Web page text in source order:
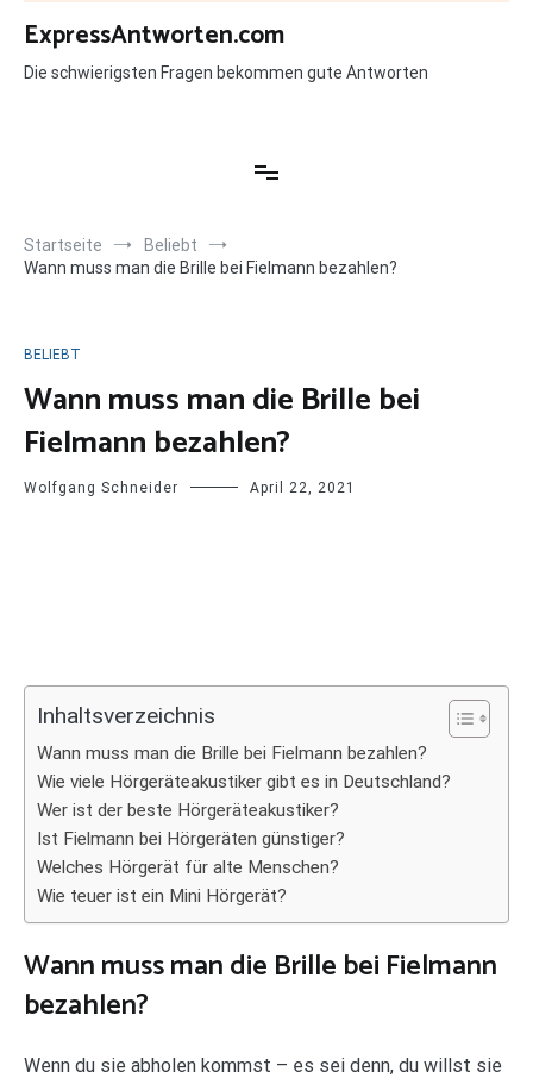
Zum
Inhalt
springen
ExpressAntworten.com
Die schwierigsten Fragen bekommen gute Antworten
Startseite
Beliebt
Wann muss man die Brille bei Fielmann bezahlen?
BELIEBT
Wann muss man die Brille bei
Fielmann bezahlen?
Wolfgang Schneider April 22, 2021
Inhaltsverzeichnis
Wann muss man die Brille bei Fielmann bezahlen?
Wie viele Hörgeräteakustiker gibt es in Deutschland?
Wer ist der beste Hörgeräteakustiker?
Ist Fielmann bei Hörgeräten günstiger?
Welches Hörgerät für alte Menschen?
Wie teuer ist ein Mini Hörgerät?
Wann muss man die Brille bei Fielmann
bezahlen?
Wenn du sie abholen kommst – es sei denn, du willst sie